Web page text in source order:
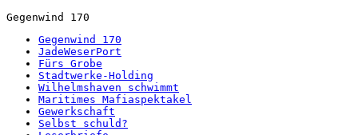
Gegenwind 170
Gegenwind 170
JadeWeserPort
Fürs Grobe
Stadtwerke-Holding
Wilhelmshaven schwimmt
Maritimes Mafiaspektakel
Gewerkschaft
Selbst schuld?